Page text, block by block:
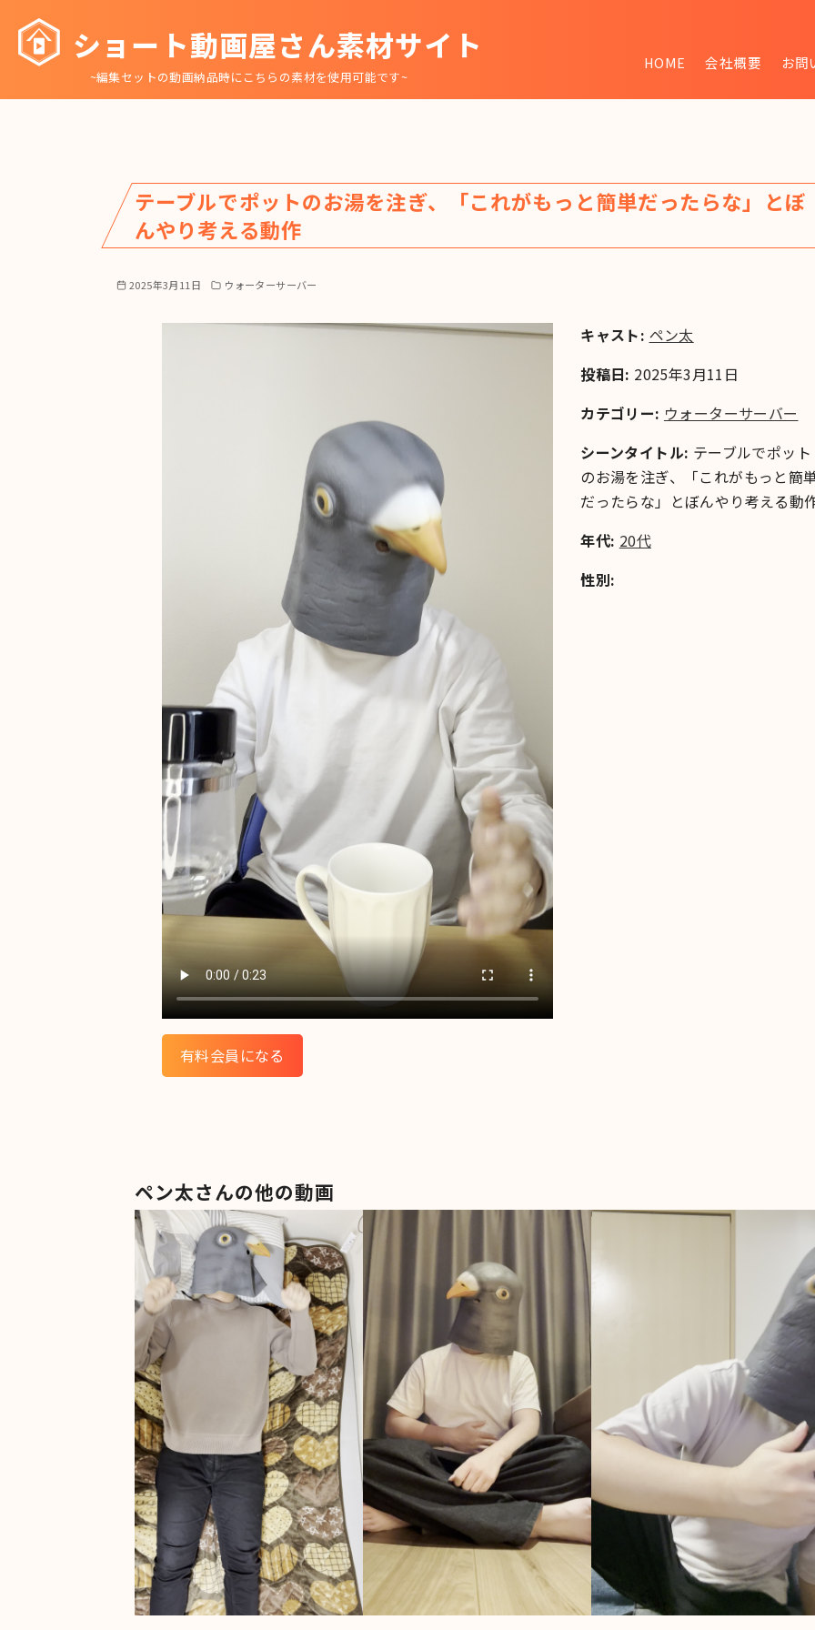
ショート動画屋さん素材サイト
~編集セットの動画納品時にこちらの素材を使用可能です~
HOME 会社概要 お問
テーブルでポットのお湯を注ぎ、「これがもっと簡単だったらな」とぼ
んやり考える動作
2025年3月11日 ウォーターサーバー
有料会員になる
キャスト: ペン太
投稿日: 2025年3月11日
カテゴリー: ウォーターサーバー
シーンタイトル: テーブルでポット
のお湯を注ぎ、「これがもっと簡
だったらな」とぼんやり考える動
年代: 20代
性別:
ペン太さんの他の動画